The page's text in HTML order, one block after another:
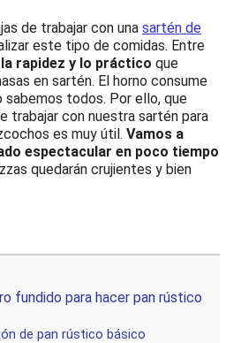
de trabajar con una sartén de
este tipo de comidas. Entre
rapidez y lo práctico que
en sartén. El horno consume
todos. Por ello, que
trabajar con nuestra sartén para
es muy útil. Vamos a
espectacular en poco tiempo
quedarán crujientes y bien
fundido para hacer pan rústico
de pan rústico básico